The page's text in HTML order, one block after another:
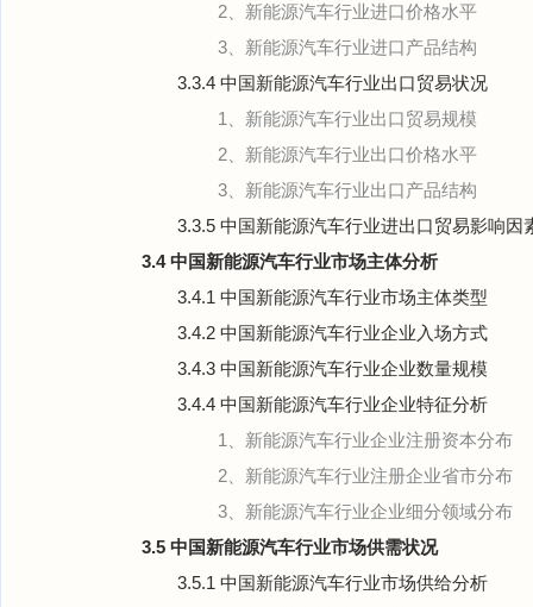
2、新能源汽车行业进口价格水平
3、新能源汽车行业进口产品结构
3.3.4 中国新能源汽车行业出口贸易状况
1、新能源汽车行业出口贸易规模
2、新能源汽车行业出口价格水平
3、新能源汽车行业出口产品结构
3.3.5 中国新能源汽车行业进出口贸易影响因
3.4 中国新能源汽车行业市场主体分析
3.4.1 中国新能源汽车行业市场主体类型
3.4.2 中国新能源汽车行业企业入场方式
3.4.3 中国新能源汽车行业企业数量规模
3.4.4 中国新能源汽车行业企业特征分析
1、新能源汽车行业企业注册资本分布
2、新能源汽车行业注册企业省市分布
3、新能源汽车行业企业细分领域分布
3.5 中国新能源汽车行业市场供需状况
3.5.1 中国新能源汽车行业市场供给分析